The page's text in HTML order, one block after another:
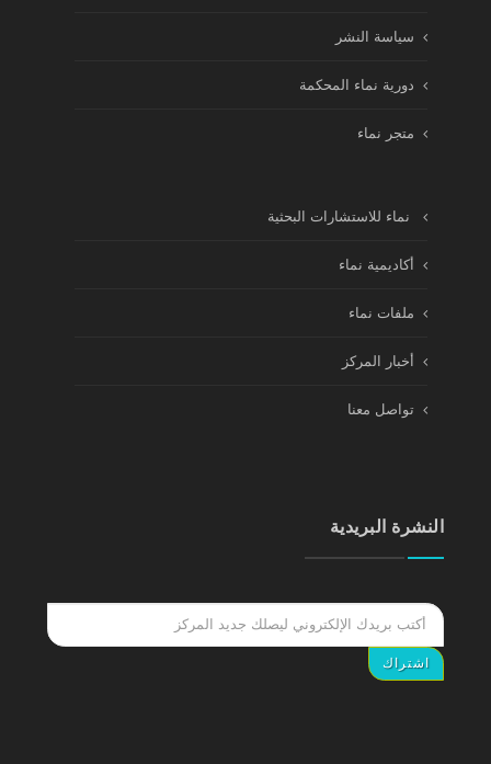
سياسة النشر
دورية نماء المحكمة
متجر نماء
نماء للاستشارات البحثية
أكاديمية نماء
ملفات نماء
أخبار المركز
تواصل معنا
النشرة البريدية